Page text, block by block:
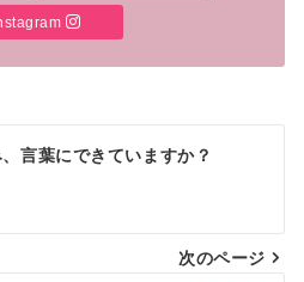
言葉にできていますか？
次のページ